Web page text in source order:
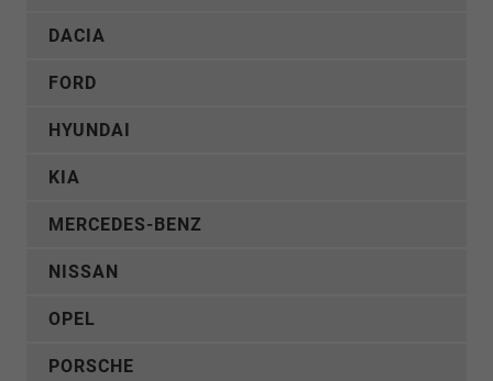
DACIA
FORD
HYUNDAI
KIA
MERCEDES-BENZ
NISSAN
OPEL
PORSCHE